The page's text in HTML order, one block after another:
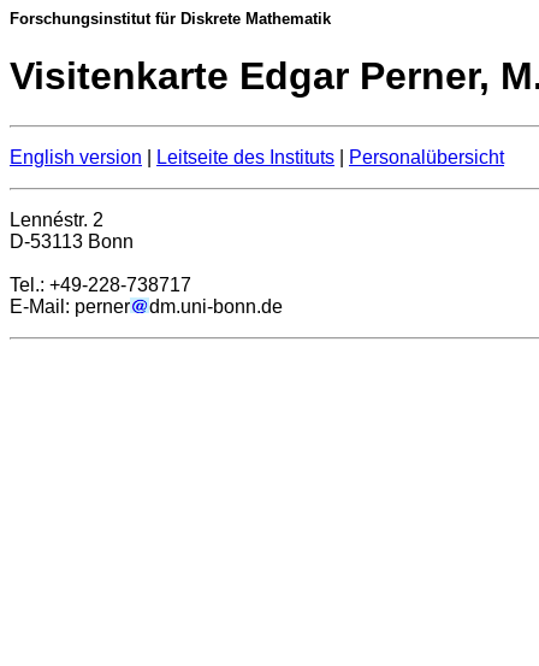
Forschungsinstitut für Diskrete Mathematik
Visitenkarte Edgar Perner,
English version Leitseite des Instituts Personalübersicht
Lennéstr. 2
D-53113 Bonn
Tel.: +49-228-738717
E-Mail: perner
dm.uni-bonn.de